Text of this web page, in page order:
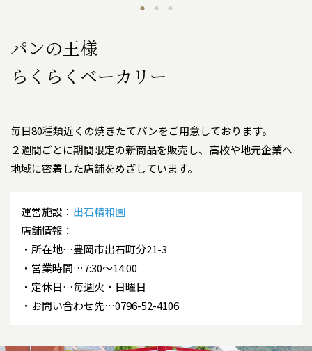
パンの王様
らくらくベーカリー
毎日80種類近くの焼きたてパンをご用意しております。
２週間ごとに期間限定の新商品を販売し、高校や地元企業へ
地域に密着した店舗をめざしています。
運営施設： 出石精和園
店舗情報：
所在地…豊岡市出石町分21-3
営業時間…7:30～14:00
定休日…毎週火・日曜日
お問い合わせ先…0796-52-4106